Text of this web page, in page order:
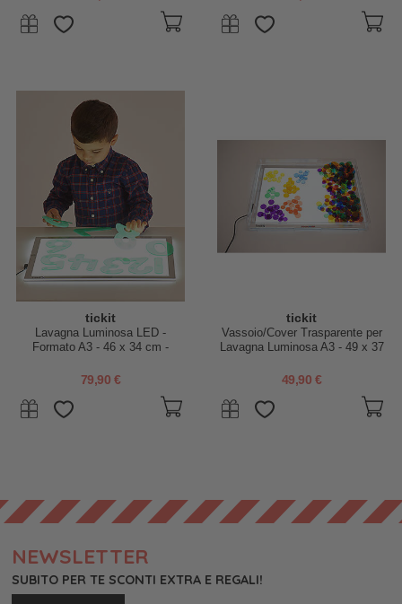
tickit
Lavagna Luminosa LED -
Formato A3 - 46 x 34 cm -
Conoscenza Sensoriale
79,90 €
tickit
Vassoio/Cover Trasparente per
Lavagna Luminosa A3 - 49 x 37
49,90 €
NEWSLETTER
SUBITO PER TE SCONTI EXTRA E REGALI!